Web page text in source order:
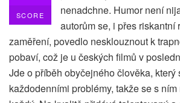
SCORE
nenadchne. Humor není
autorům se, i přes riskantní
zaměření, povedlo nesklouznout k
pobaví, což je u českých filmů v
Jde o příběh obyčejného člověka, který
každodenními problémy, takže se s